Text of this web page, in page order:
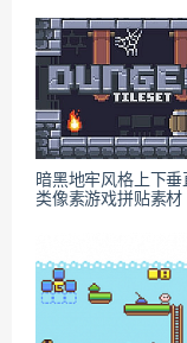
暗黑地牢风格上下垂
类像素游戏拼贴素材